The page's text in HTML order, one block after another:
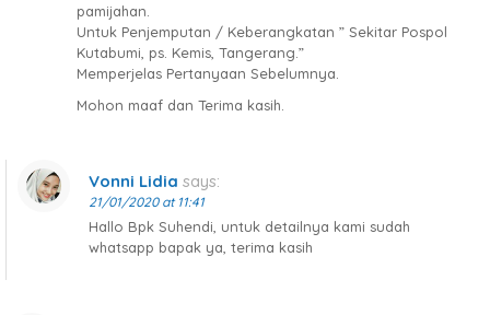
pamijahan.
Untuk Penjemputan / Keberangkatan ” Sekitar Pospol
Kutabumi, ps. Kemis, Tangerang.”
Memperjelas Pertanyaan Sebelumnya.
Mohon maaf dan Terima kasih.
Vonni Lidia says:
21/01/2020 at 11:41
Hallo Bpk Suhendi, untuk detailnya kami sudah
whatsapp bapak ya, terima kasih